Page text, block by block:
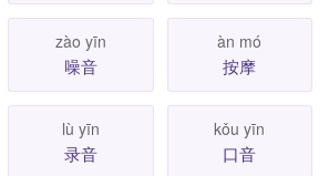
zào yīn
噪音
àn mó
按摩
lù yīn
录音
kǒu yīn
口音